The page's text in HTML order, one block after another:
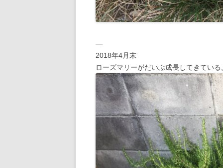
—
2018年4月末
ローズマリーがだいぶ成長してきている